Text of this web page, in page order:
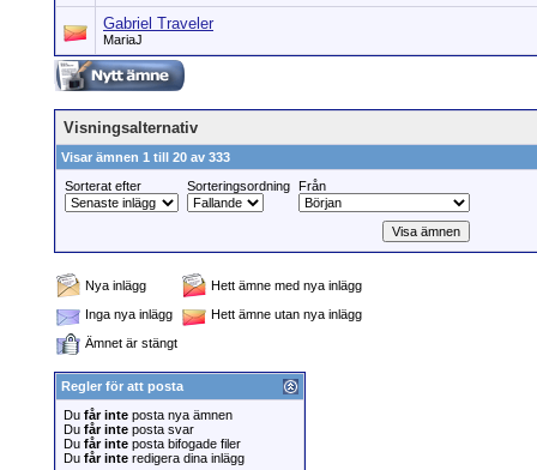
Gabriel Traveler
MariaJ
Visningsalternativ
Visar ämnen 1 till 20 av 333
Sorterat efter
Sorteringsordning Från
Nya inlägg
Hett ämne med nya inlägg
Inga nya inlägg
Hett ämne utan nya inlägg
Ämnet är stängt
Regler för att posta
Du får inte posta nya ämnen
Du får inte posta svar
Du får inte posta bifogade filer
Du får inte redigera dina inlägg